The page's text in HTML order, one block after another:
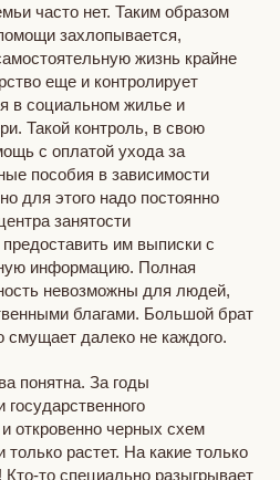
часто нет. Таким образом
захлопывается,
жизнь крайне
еще и контролирует
в социальном жилье и
Такой контроль, в свою
с оплатой ухода за
пособия в зависимости
для этого надо постоянно
занятости
им выписки с
информацию. Полная
невозможны для людей,
благами. Большой брат
смущает далеко не каждого.
понятна. За годы
откровенно черных схем
растет. На какие только
то специально разыгрывает